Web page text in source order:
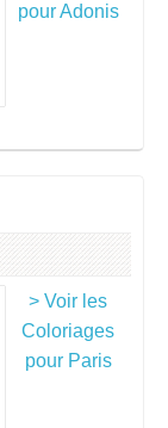
pour Adonis
> Voir les
Coloriages
pour Paris